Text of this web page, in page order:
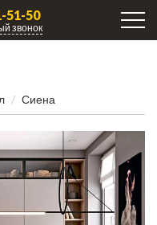
51-50
звонок
Сиена